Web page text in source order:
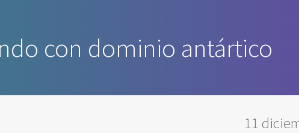
con dominio antártico
11